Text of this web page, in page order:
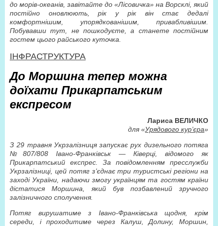
до морів-океанів, завітайте до «Лісовичка» на Ворсклі, який
постійно оновлюють, рік у рік він стає дедалі
комфортнішим, упорядкованішим, привабливішим.
Побувавши тут, не пошкодуєте, а станете постійним
гостем цього райського куточка.
ІНФРАСТРУКТУРА
До Моршина тепер можна
доїхати Прикарпатським
експресом
Лариса ВЕЛИЧКО
для «Урядового кур’єра»
З 29 травня Укрзалізниця запускає рух дизельного потяга
№807/808 Івано-Франківськ — Ківерці, відомого як
Прикарпатський експрес. За повідомленням пресслужби
Укрзалізниці, цей потяг з’єднає три туристські регіони на
заході України, надаючи змогу українцям та гостям країни
дістатися Моршина, який був позбавлений зручного
залізничного сполучення.
Потяг вирушатиме з Івано-Франківська щодня, крім
середи, і проходитиме через Калуш, Долину, Моршин,